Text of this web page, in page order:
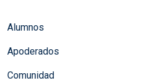
Alumnos
Apoderados
Comunidad